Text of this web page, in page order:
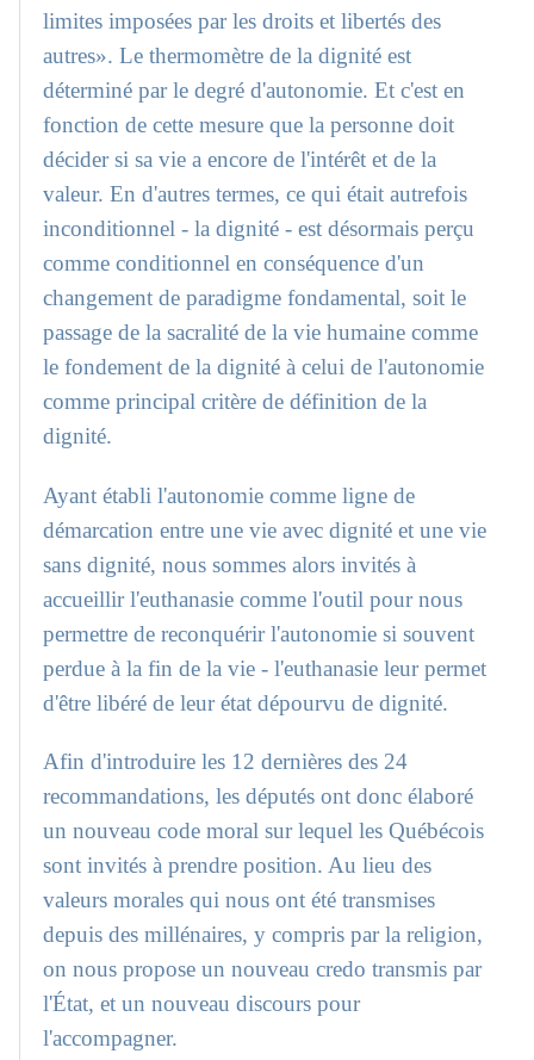
limites imposées par les droits et libertés des
autres». Le thermomètre de la dignité est
déterminé par le degré d'autonomie. Et c'est en
fonction de cette mesure que la personne doit
décider si sa vie a encore de l'intérêt et de la
valeur. En d'autres termes, ce qui était autrefois
inconditionnel - la dignité - est désormais perçu
comme conditionnel en conséquence d'un
changement de paradigme fondamental, soit le
passage de la sacralité de la vie humaine comme
le fondement de la dignité à celui de l'autonomie
comme principal critère de définition de la
dignité.
Ayant établi l'autonomie comme ligne de
démarcation entre une vie avec dignité et une vie
sans dignité, nous sommes alors invités à
accueillir l'euthanasie comme l'outil pour nous
permettre de reconquérir l'autonomie si souvent
perdue à la fin de la vie - l'euthanasie leur permet
d'être libéré de leur état dépourvu de dignité.
Afin d'introduire les 12 dernières des 24
recommandations, les députés ont donc élaboré
un nouveau code moral sur lequel les Québécois
sont invités à prendre position. Au lieu des
valeurs morales qui nous ont été transmises
depuis des millénaires, y compris par la religion,
on nous propose un nouveau credo transmis par
l'État, et un nouveau discours pour
l'accompagner.